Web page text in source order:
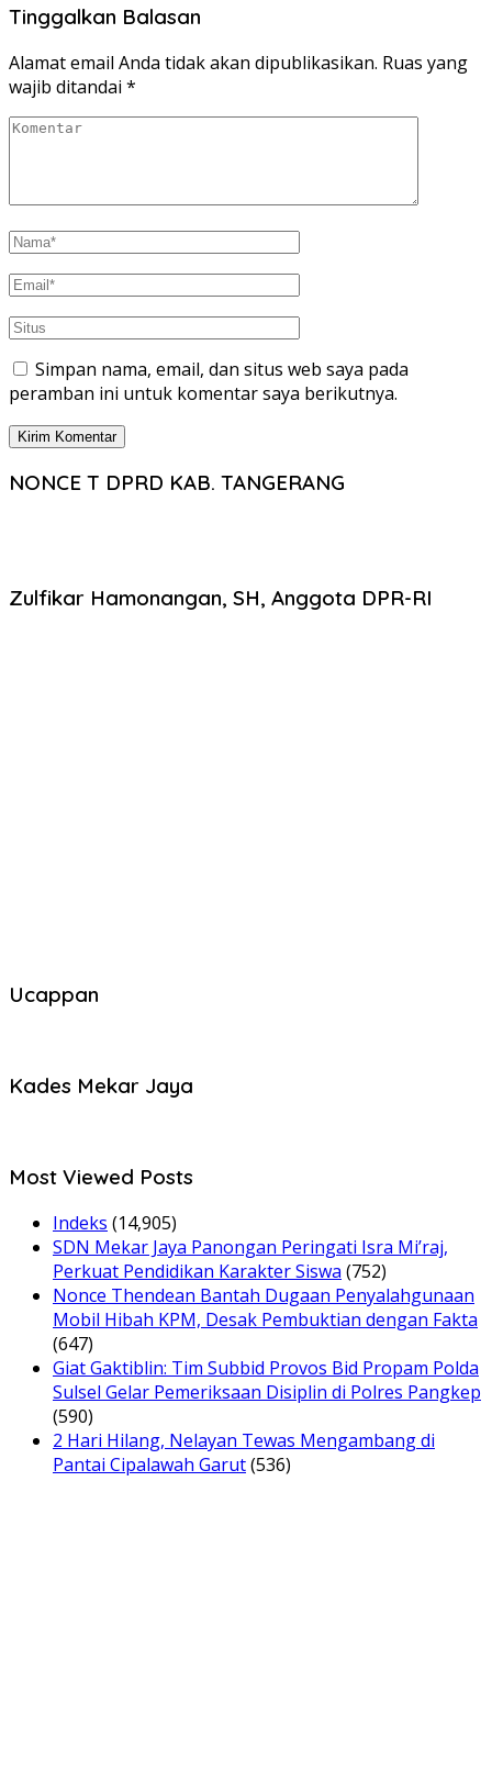
Tinggalkan Balasan
Alamat email Anda tidak akan dipublikasikan. Ruas yang
wajib ditandai *
Simpan nama, email, dan situs web saya pada
peramban ini untuk komentar saya berikutnya.
NONCE T DPRD KAB. TANGERANG
Zulfikar Hamonangan, SH, Anggota DPR-RI
Ucappan
Kades Mekar Jaya
Most Viewed Posts
Indeks (14,905)
SDN Mekar Jaya Panongan Peringati Isra Mi’raj,
Perkuat Pendidikan Karakter Siswa (752)
Nonce Thendean Bantah Dugaan Penyalahgunaan
Mobil Hibah KPM, Desak Pembuktian dengan Fakta
(647)
Giat Gaktiblin: Tim Subbid Provos Bid Propam Polda
Sulsel Gelar Pemeriksaan Disiplin di Polres Pangkep
(590)
2 Hari Hilang, Nelayan Tewas Mengambang di
Pantai Cipalawah Garut(536)